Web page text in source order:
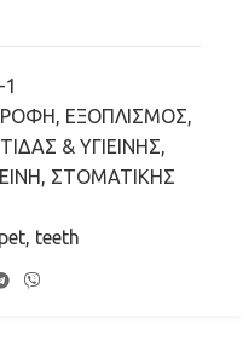
1
, ΕΞΟΠΛΙΣΜΟΣ,
& ΥΓΙΕΙΝΗΣ,
, ΣΤΟΜΑΤΙΚΗΣ
, teeth